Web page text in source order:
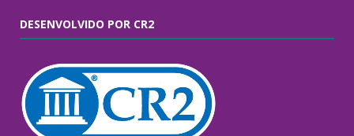
DESENVOLVIDO POR CR2